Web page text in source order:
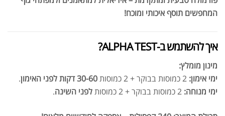
המחפשים תוסף איכותי ומוכח!
איך להשתמש ב-ALPHA TEST?
מינון מומלץ:
ימי אימון:
30-60 דקות לפני האימון
.
ימי מנוחה:
לפני השינה.